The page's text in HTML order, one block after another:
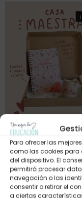
Para ofrecer las
como las cookies
del dispositivo. El
permitirá procesar
navegación o las
consentir o retirar el
a ciertas
Caja ¡MAESTRA, te
esto y más!
30,85€25,00